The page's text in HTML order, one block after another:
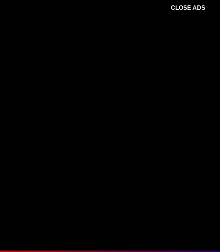
CLOSE ADS